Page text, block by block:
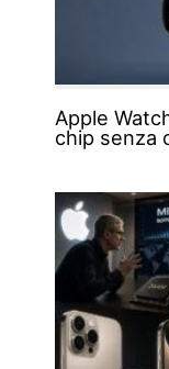
Apple
chip senza